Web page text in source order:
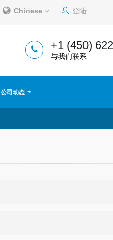
Chinese 登陆
+1 (450)
与我们联系
公司动态